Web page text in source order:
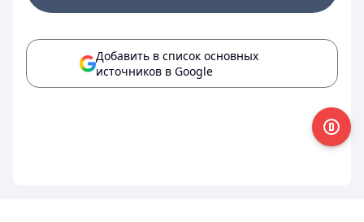
Добавить в список основных
источников в Google